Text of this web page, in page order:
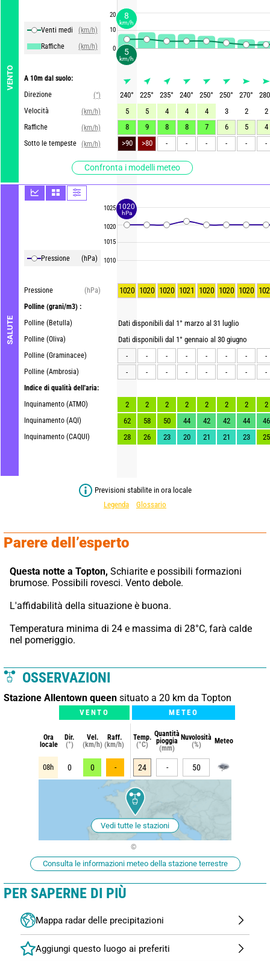
VENTO
Venti medi
(km/h)
Raffiche
(km/h)
A 10m dal suolo:
Direzione
(°)
Velocità
(km/h)
Raffiche
(km/h)
Sotto le tempeste (km/h)
Confronta i modelli meteo
SALUTE
Pressione (hPa)
Pressione
(hPa)
Polline (grani/m3) :
Polline (Betulla)
Polline (Oliva)
Polline (Graminacee)
Polline (Ambrosia)
Indice di qualità dell'aria:
Inquinamento (ATMO)
Inquinamento (AQI)
Inquinamento (CAQUI)
20
10
0
1025
1020
1015
1010
240° 225° 235° 240° 250° 250° 270°
280
5
5 4 4 4 3 2
2
8
9 8 8 7 6 5
4
-
- - - - -
1020 1020 1020 1021 1020 1020 1020
Dati disponibili dal 1° marzo al 31 luglio
Dati disponibili dal 1° gennaio al 30 giugno
-
- - - - - -
-
-
- - - - - - -
2 2 2 2 2 2 2
2
62
58 50 44 42 42 44
46
28
26 23 20 21 21 23 25
Previsioni stabilite in ora locale
Legenda
Glossario
Parere dell’esperto
Questa notte a Topton, Schiarite e possibili formazioni
brumose. Possibili rovesci. Vento debole.
L'affidabilità della situazione è buona.
Temperatura minima di 24 e massima di 28°C, farà calde
nel pomeriggio.
OSSERVAZIONI
Stazione Allentown queen situato a 20 km da Topton
VENTO METEO
Ora
locale
Dir.
(°)
Vel.
(km/h)
Raff.
(km/h)
Temp.
(°C)
Quantità
pioggia
(mm)
Nuvolosità
(%)
Meteo
08h 0 0 - 24 - 50
Vedi tutte le stazioni
Consulta le informazioni meteo della stazione terrestre
PER SAPERNE DI PIÙ
Mappa radar delle precipitazioni
5
km/h
8
km/h
1020
hPa